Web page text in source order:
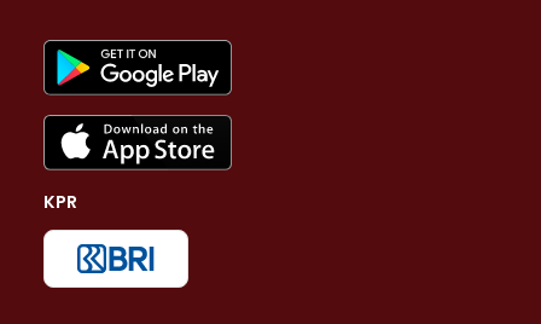
KPR